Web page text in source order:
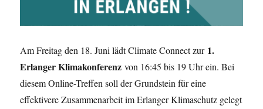
Am Freitag den 18. Juni lädt Climate Connect zur 1.
Erlanger Klimakonferenz von 16:45 bis 19 Uhr ein. Bei
diesem Online-Treffen soll der Grundstein für eine
effektivere Zusammenarbeit im Erlanger Klimaschutz gelegt